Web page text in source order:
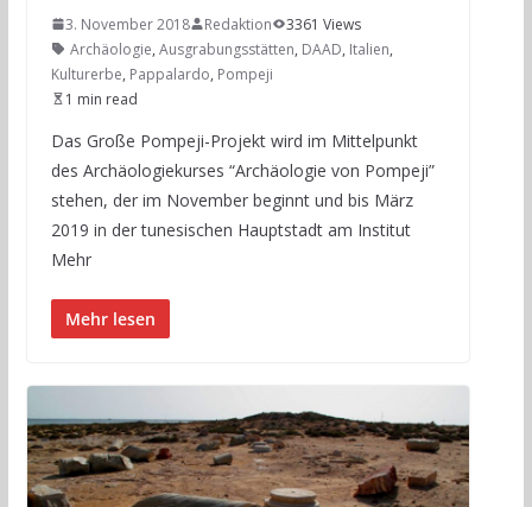
3. November 2018 Redaktion
3361 Views
Archäologie, Ausgrabungsstätten, DAAD, Italien,
Kulturerbe, Pappalardo, Pompeji
1 min read
Das Große Pompeji-Projekt wird im Mittelpunkt
des Archäologiekurses “Archäologie von Pompeji”
stehen, der im November beginnt und bis März
2019 in der tunesischen Hauptstadt am Institut
Mehr
Mehr lesen